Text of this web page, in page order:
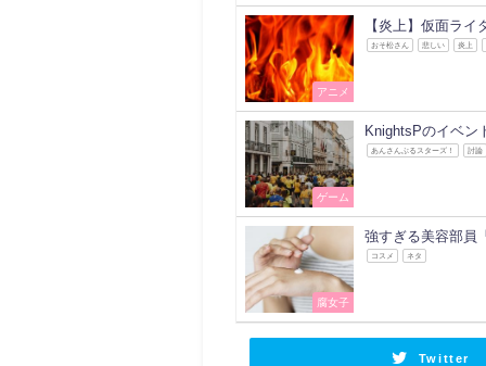
アニメ
【炎上】仮面ラ
おそ松さん 悲しい 炎上
ゲーム
KnightsPのイベン
あんさんぶるスターズ！ 討論
腐女子
強すぎる美容部員
コスメ ネタ
Twitter